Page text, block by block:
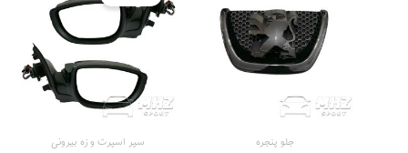
جلو پنجره سپر اسپرت و زه بيرونی